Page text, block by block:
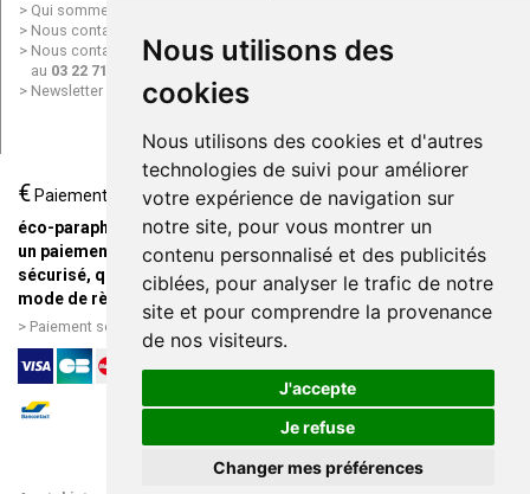
Nous utilisons des
cookies
Nous utilisons des cookies et d'autres
technologies de suivi pour améliorer
votre expérience de navigation sur
notre site, pour vous montrer un
contenu personnalisé et des publicités
ciblées, pour analyser le trafic de notre
site et pour comprendre la provenance
de nos visiteurs.
J'accepte
Je refuse
Changer mes préférences
Qui sommes nous ?
Nous contacter par e-mail
Nous contacter par téléphone
au 03 22 71 64 10
Newsletter
Mentions légales
Données personnelles
ligne
€ Paiement
éco-parapharmacie.fr offre
un paiement entièrement
sécurisé, quel que soit le
mode de règlement
Paiement sécurisé et simple
Livraison / Point retrait
Commandez en ligne et
recevez votre commande
rapidement chez vous ou en
point retrait
Livraison chez vous ou en